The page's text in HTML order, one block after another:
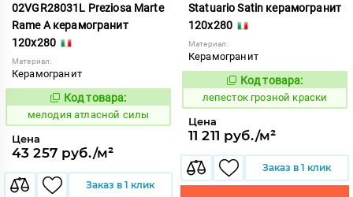
02VGR28031L Preziosa Marte
Rame A керамогранит
120x280
Материал:
Керамогранит
968088
Код товара:
мелодия атласной силы
Цена
43 257 руб./м²
Заказ в 1 клик
Statuario Satin керамогранит
120x280
Материал:
Керамогранит
862164
Код товара:
лепесток грозной краски
Цена
11 211 руб./м²
Заказ в 1 клик